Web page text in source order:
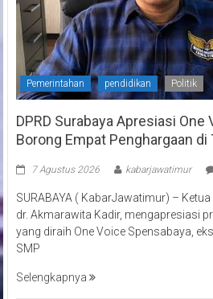
Pemerintahan pendidikan Politik
DPRD Surabaya Apresiasi One
Borong Empat Penghargaan di
7 Agustus 2026 kabarjawatimur
SURABAYA ( KabarJawatimur) –
dr. Akmarawita Kadir, mengapresiasi
yang diraih One Voice Spensabaya,
SMP
Selengkapnya